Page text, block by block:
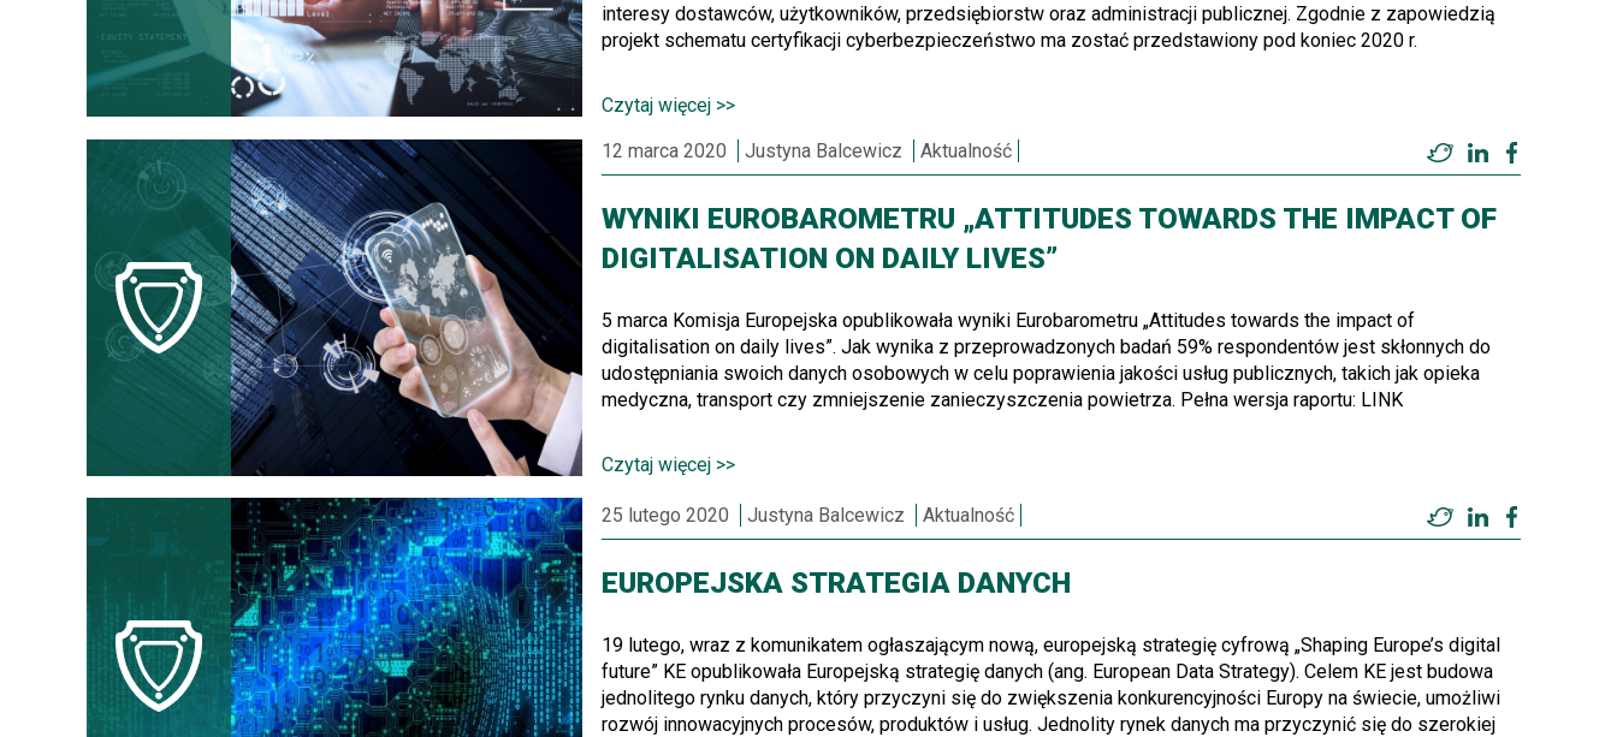
interesy dostawców, użytkowników, przedsiębiorstw oraz administracji publicznej. Zgodnie z zapowiedzią
projekt schematu certyfikacji cyberbezpieczeństwo ma zostać przedstawiony pod koniec 2020 r.
Czytaj więcej >>
12 marca 2020
Justyna Balcewicz Aktualność TwitterLinkedIn
WYNIKI EUROBAROMETRU „ATTITUDES TOWARDS THE IMPACT OF
DIGITALISATION ON DAILY LIVES”
5 marca Komisja Europejska opublikowała wyniki Eurobarometru „Attitudes towards the impact of
digitalisation on daily lives”. Jak wynika z przeprowadzonych badań 59% respondentów jest skłonnych do
udostępniania swoich danych osobowych w celu poprawienia jakości usług publicznych, takich jak opieka
medyczna, transport czy zmniejszenie zanieczyszczenia powietrza. Pełna wersja raportu: LINK
Czytaj więcej >>
25 lutego 2020 Justyna Balcewicz Aktualność TwitterLinkedIn
EUROPEJSKA STRATEGIA DANYCH
19 lutego, wraz z komunikatem ogłaszającym nową, europejską strategię cyfrową „Shaping Europe’s digital
future” KE opublikowała Europejską strategię danych (ang. European Data Strategy). Celem KE jest budowa
jednolitego rynku danych, który przyczyni się do zwiększenia konkurencyjności Europy na świecie, umożliwi
rozwój innowacyjnych procesów, produktów i usług. Jednolity rynek danych ma przyczynić się do szerokiej